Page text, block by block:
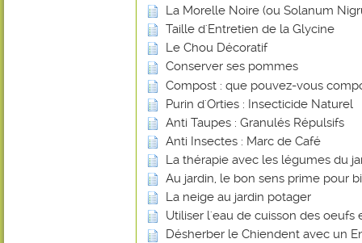
La Morelle Noire (ou Solanum
Taille d'Entretien de la Glycine
Le Chou Décoratif
Conserver ses pommes
Compost : que pouvez-vous
Purin d'Orties : Insecticide Naturel
Anti Taupes : Granulés Répulsifs
Anti Insectes : Marc de Café
La thérapie avec les légumes du
Au jardin, le bon sens prime pour
La neige au jardin potager
Utiliser l'eau de cuisson des oeufs
Désherber le Chiendent avec un